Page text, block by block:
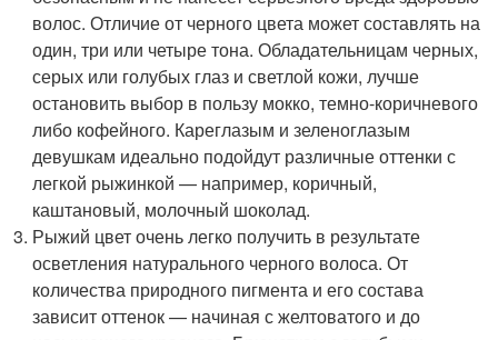
волос. Отличие от черного цвета может составлять на
один, три или четыре тона. Обладательницам черных,
серых или голубых глаз и светлой кожи, лучше
остановить выбор в пользу мокко, темно-коричневого
либо кофейного. Кареглазым и зеленоглазым
девушкам идеально подойдут различные оттенки с
легкой рыжинкой — например, коричный,
каштановый, молочный шоколад.
Рыжий цвет очень легко получить в результате
осветления натурального черного волоса. От
количества природного пигмента и его состава
зависит оттенок — начиная с желтоватого и до